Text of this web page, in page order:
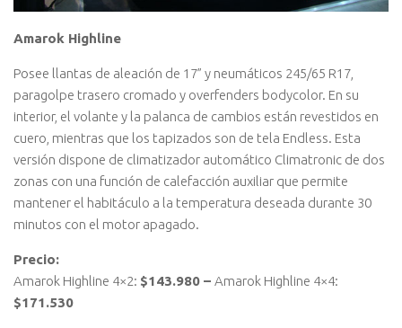
Amarok Highline
Posee llantas de aleación de 17” y neumáticos 245/65 R17,
paragolpe trasero cromado y overfenders bodycolor. En su
interior, el volante y la palanca de cambios están revestidos en
cuero, mientras que los tapizados son de tela Endless. Esta
versión dispone de climatizador automático Climatronic de dos
zonas con una función de calefacción auxiliar que permite
mantener el habitáculo a la temperatura deseada durante 30
minutos con el motor apagado.
Precio:
Amarok Highline 4×2: $143.980 – Amarok Highline 4×4:
$171.530